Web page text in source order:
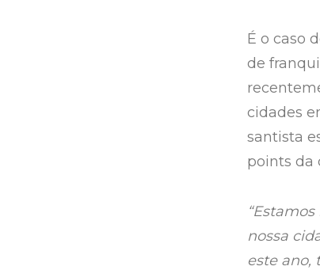
É o caso
de
cidades
santista
points da
nossa
este ano,